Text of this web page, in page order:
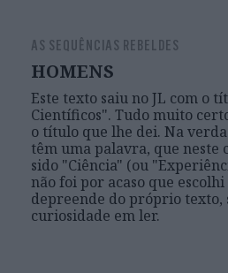
AS SEQUÊNCIAS REBELDES
HOMENS
Este texto saiu no JL com o
Científicos". Tudo muito
o título que lhe dei. Na
têm uma palavra, que neste
sido "Ciência" (ou
não foi por acaso que
depreende do próprio texto,
curiosidade em ler.